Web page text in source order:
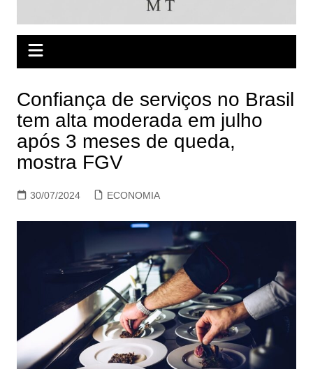
Confiança de serviços no Brasil
tem alta moderada em julho
após 3 meses de queda,
mostra FGV
30/07/2024 ECONOMIA